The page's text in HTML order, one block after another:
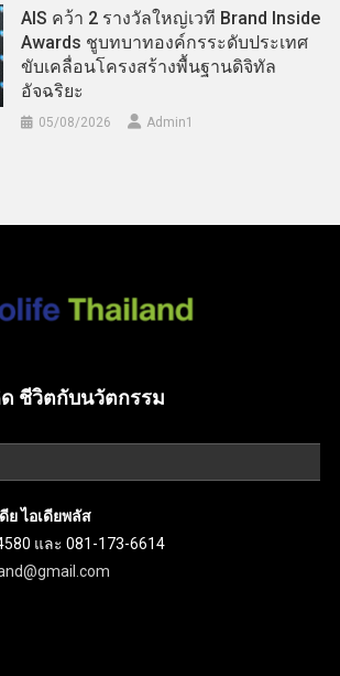
AIS คว้า 2 รางวัลใหญ่เวที Brand Inside
Awards ชูบทบาทองค์กรระดับประเทศ
ขับเคลื่อนโครงสร้างพื้นฐานดิจิทัล
อัจฉริยะ
05/08/2026 Admin​1
ชีวิตกับนวัตกรรม
ย ไอเดียพลัส
และ 081-173-6614